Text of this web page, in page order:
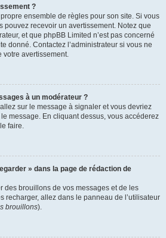
?
ensemble de règles pour son site. Si vous
pouvez recevoir un avertissement. Notez que
et que phpBB Limited n’est pas concerné
donné. Contactez l’administrateur si vous ne
votre avertissement.
à un modérateur ?
sur le message à signaler et vous devriez
message. En cliquant dessus, vous accéderez
faire.
» dans la page de rédaction de
des brouillons de vos messages et de les
recharger, allez dans le panneau de l’utilisateur
brouillons).